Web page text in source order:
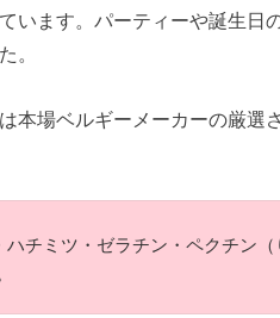
います。パーティーや誕生日
。
本場ベルギーメーカーの厳選
チミツ・ゼラチン・ペクチン